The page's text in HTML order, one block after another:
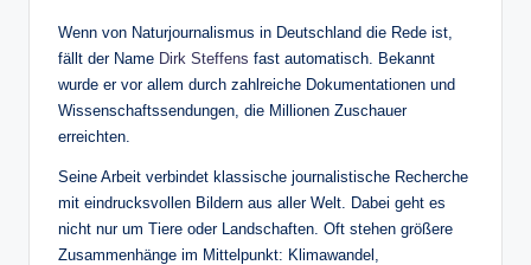
Wenn von Naturjournalismus in Deutschland die Rede ist,
fällt der Name Dirk Steffens fast automatisch. Bekannt
wurde er vor allem durch zahlreiche Dokumentationen und
Wissenschaftssendungen, die Millionen Zuschauer
erreichten.
Seine Arbeit verbindet klassische journalistische Recherche
mit eindrucksvollen Bildern aus aller Welt. Dabei geht es
nicht nur um Tiere oder Landschaften. Oft stehen größere
Zusammenhänge im Mittelpunkt: Klimawandel,